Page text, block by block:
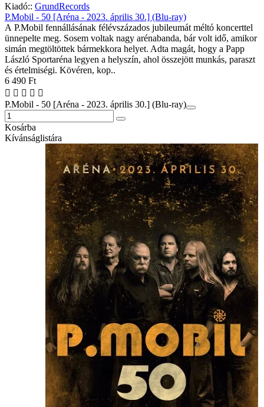
Kiadó:: GrundRecords
P.Mobil - 50 [Aréna - 2023. április 30.] (Blu-ray)
A P.Mobil fennállásának félévszázados jubileumát méltó koncerttel
ünnepelte meg. Sosem voltak nagy arénabanda, bár volt idő, amikor
simán megtöltöttek bármekkora helyet. Adta magát, hogy a Papp
László Sportaréna legyen a helyszín, ahol összejött munkás, paraszt
és értelmiségi. Kövéren, kop..
6 490 Ft
P.Mobil - 50 [Aréna - 2023. április 30.] (Blu-ray)
Kosárba
Kívánságlistára